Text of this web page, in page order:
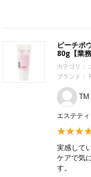
ピーチポ
80g【業務
カテゴリ：
ブランド：
TM
エステテ
実感して
ケアで気
す。